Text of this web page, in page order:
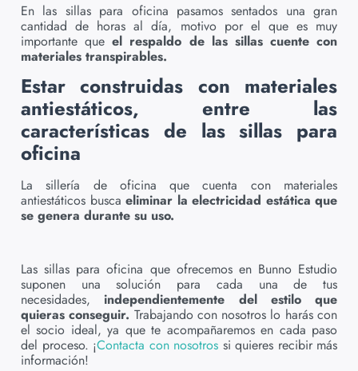
En las sillas para oficina pasamos sentados una gran
cantidad de horas al día, motivo por el que es muy
importante queel respaldo de las sillas cuente con
materiales transpirables.
Estar construidas con materiales
antiestáticos, entre las
características de las sillas para
oficina
La sillería de oficina que cuenta con materiales
antiestáticos busca eliminar la electricidad estática que
se genera durante su uso.
Las sillas para oficina que ofrecemos en Bunno Estudio
suponen una solución para cada una de tus
necesidades, independientemente del estilo que
quieras conseguir. Trabajando con nosotros lo harás con
el socio ideal, ya que te acompañaremos en cada paso
del proceso. ¡Contacta con nosotros si quieres recibir más
información!